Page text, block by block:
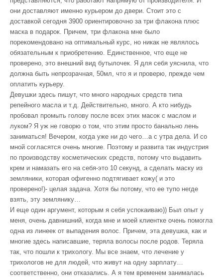
они доставляют именно курьером до двери. Стоит это с
доставкой сегодня 3900 ориентировочно за три флакона плюс
маска в подарок. Причем, три флакона мне было
порекомендовано на оптимальный курс, но никак не являлось
обязательным к приобретению. Единственное, что еще не
проверено, это внешний вид бутылочек. Я для себя уяснила, что
должна быть непрозрачная, 50мл, что я и проверю, прежде чем
оплатить курьеру.
Девушки здесь пишут, что много народных средств типа
репейного масла и т.д. Действительно, много. А кто нибудь
пробовал промыть голову после всех этих масок с маслом и
луком? Я уж не говорю о том, что этим просто банально лень
заниматься! Вечером, когда уже ни до чего…а с утра дела. И со
мной согласятся очень многие. Поэтому и развита так индустрия
по производству косметических средств, потому что выдавить
крем и намазать его на себя-это 10 секунд, а сделать маску из
земляники, которая офигенно подтягивает кожу( и это
проверено!)- целая задача. Хотя бы потому, что ее тупо негде
взять, эту землянику…
И еще один аргумент, которым я себя успокаиваю)) Был опыт у
меня, очень давнишний, когда мне и моей клиентке очень помогла
одна из линеек от выпадения волос. Причем, эта девушка, как и
многие здесь написавшие, теряла волосы после родов. Теряла
так, что пошли к трихологу. Мы все знаем, что лечение у
трихологов не для людей, что живут на одну зарплату…
соответственно, они отказались. А я тем временем занималась